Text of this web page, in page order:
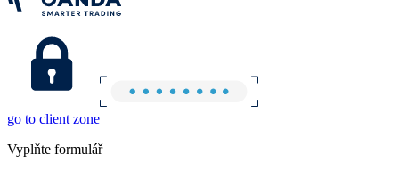
go to client zone
Vyplňte formulář